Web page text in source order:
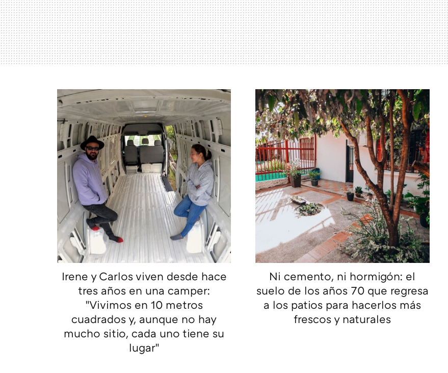
Irene y Carlos viven desde hace
tres años en una camper:
"Vivimos en 10 metros
cuadrados y, aunque no hay
mucho sitio, cada uno tiene su
lugar"
Ni cemento, ni hormigón: el
suelo de los años 70 que regresa
a los patios para hacerlos más
frescos y naturales